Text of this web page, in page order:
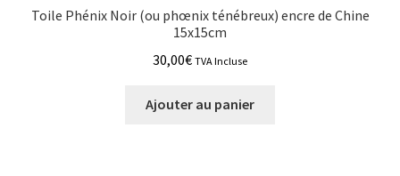
Toile Phénix Noir (ou phœnix ténébreux) encre de Chine
15x15cm
30,00€ TVA Incluse
Ajouter au panier